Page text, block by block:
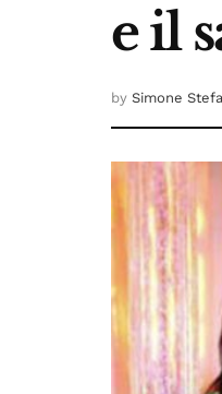
e il
by Simone